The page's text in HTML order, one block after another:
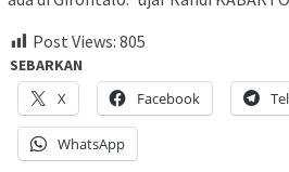
Post Views: 805
SEBARKAN
X
Facebook
WhatsApp